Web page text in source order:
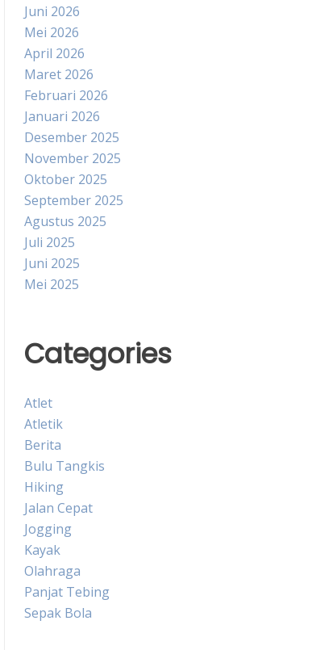
Juni 2026
Mei 2026
April 2026
Maret 2026
Februari 2026
Januari 2026
Desember 2025
November 2025
Oktober 2025
September 2025
Agustus 2025
Juli 2025
Juni 2025
Mei 2025
Categories
Atlet
Atletik
Berita
Bulu Tangkis
Hiking
Jalan Cepat
Jogging
Kayak
Olahraga
Panjat Tebing
Sepak Bola